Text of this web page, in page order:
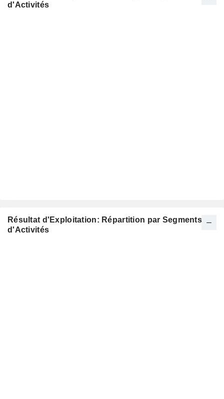
d'Activités
Résultat d'Exploitation: Répartition par Segments
d'Activités